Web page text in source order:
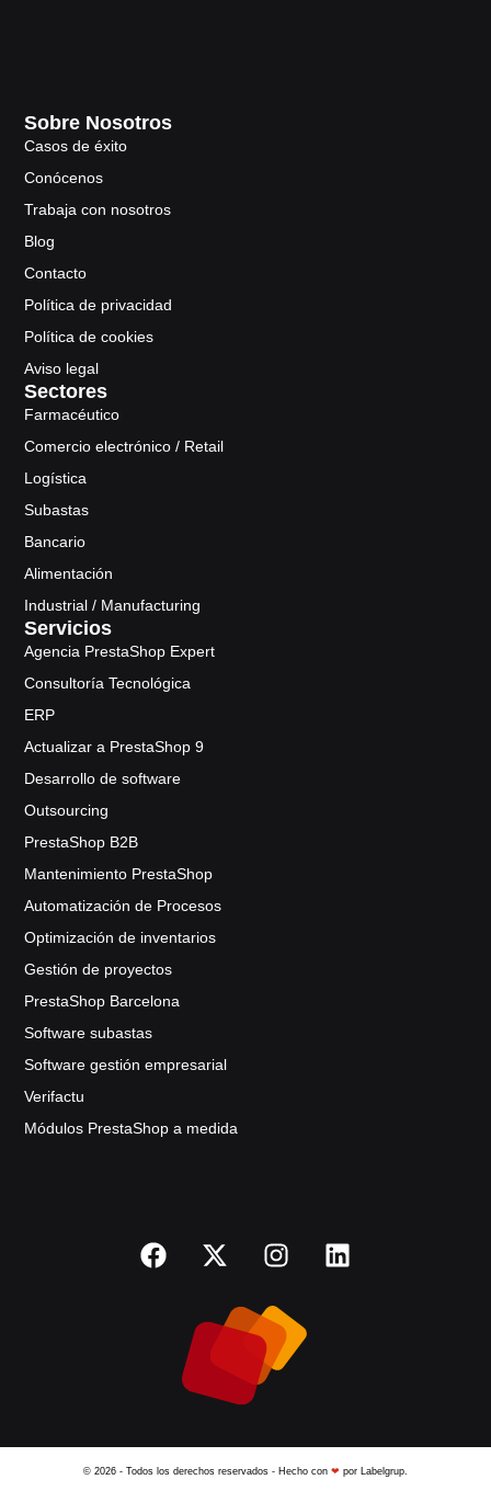
Sobre Nosotros
Casos de éxito
Conócenos
Trabaja con nosotros
Blog
Contacto
Política de privacidad
Política de cookies
Aviso legal
Sectores
Farmacéutico
Comercio electrónico / Retail
Logística
Subastas
Bancario
Alimentación
Industrial / Manufacturing
Servicios
Agencia PrestaShop Expert
Consultoría Tecnológica
ERP
Actualizar a PrestaShop 9
Desarrollo de software
Outsourcing
PrestaShop B2B
Mantenimiento PrestaShop
Automatización de Procesos
Optimización de inventarios
Gestión de proyectos
PrestaShop Barcelona
Software subastas
Software gestión empresarial
Verifactu
Módulos PrestaShop a medida
© 2026 - Todos los derechos reservados - Hecho con ❤ por Labelgrup.